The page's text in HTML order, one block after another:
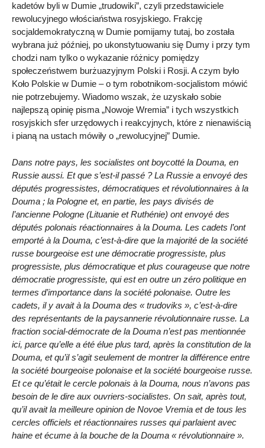
kadetów byli w Dumie „trudowiki”, czyli przedstawiciele
rewolucyjnego włościaństwa rosyjskiego. Frakcję
socjaldemokratyczną w Dumie pomijamy tutaj, bo została
wybrana już później, po ukonstytuowaniu się Dumy i przy tym
chodzi nam tylko o wykazanie różnicy pomiędzy
społeczeństwem burżuazyjnym Polski i Rosji. A czym było
Koło Polskie w Dumie – o tym robotnikom-socjalistom mówić
nie potrzebujemy. Wiadomo wszak, że uzyskało sobie
najlepszą opinię pisma „Nowoje Wremia” i tych wszystkich
rosyjskich sfer urzędowych i reakcyjnych, które z nienawiścią
i pianą na ustach mówiły o „rewolucyjnej” Dumie.
Dans notre pays, les socialistes ont boycotté la Douma, en
Russie aussi. Et que s’est-il passé ? La Russie a envoyé des
députés progressistes, démocratiques et révolutionnaires à la
Douma ; la Pologne et, en partie, les pays divisés de
l’ancienne Pologne (Lituanie et Ruthénie) ont envoyé des
députés polonais réactionnaires à la Douma. Les cadets l’ont
emporté à la Douma, c’est-à-dire que la majorité de la société
russe bourgeoise est une démocratie progressiste, plus
progressiste, plus démocratique et plus courageuse que notre
démocratie progressiste, qui est en outre un zéro politique en
termes d’importance dans la société polonaise. Outre les
cadets, il y avait à la Douma des « trudoviks », c’est-à-dire
des représentants de la paysannerie révolutionnaire russe. La
fraction social-démocrate de la Douma n’est pas mentionnée
ici, parce qu’elle a été élue plus tard, après la constitution de la
Douma, et qu’il s’agit seulement de montrer la différence entre
la société bourgeoise polonaise et la société bourgeoise russe.
Et ce qu’était le cercle polonais à la Douma, nous n’avons pas
besoin de le dire aux ouvriers-socialistes. On sait, après tout,
qu’il avait la meilleure opinion de Novoe Vremia et de tous les
cercles officiels et réactionnaires russes qui parlaient avec
haine et écume à la bouche de la Douma « révolutionnaire ».